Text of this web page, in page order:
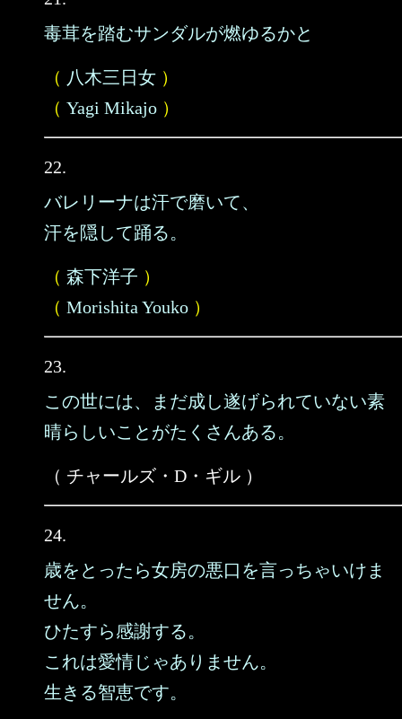
毒茸を踏むサンダルが燃ゆるかと
（ 八木三日女 ）
（ Yagi Mikajo ）
22.
バレリーナは汗で磨いて、
汗を隠して踊る。
（ 森下洋子 ）
（ Morishita Youko ）
23.
この世には、まだ成し遂げられていない素
晴らしいことがたくさんある。
（ チャールズ・D・ギル ）
24.
歳をとったら女房の悪口を言っちゃいけま
せん。
ひたすら感謝する。
これは愛情じゃありません。
生きる智恵です。